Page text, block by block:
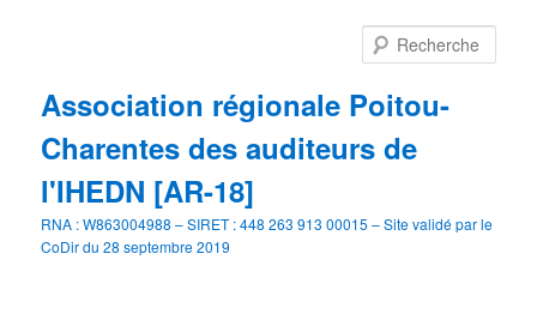
Association régionale Poitou-
Charentes des auditeurs de
l'IHEDN [AR-18]
RNA : W863004988 – SIRET : 448 263 913 00015 – Site validé par le
CoDir du 28 septembre 2019